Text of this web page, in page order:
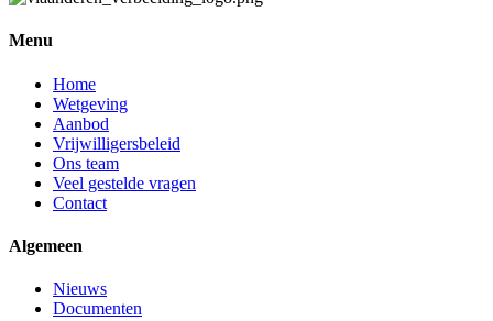
Menu
Home
Wetgeving
Aanbod
Vrijwilligersbeleid
Ons team
Veel gestelde vragen
Contact
Algemeen
Nieuws
Documenten